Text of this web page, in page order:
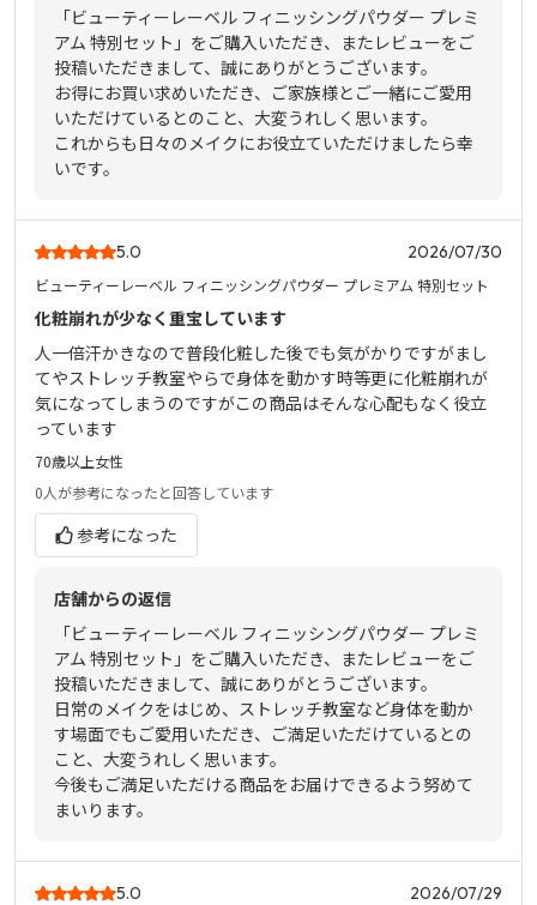
「ビューティーレーベル フィニッシングパウダー プレミ
アム 特別セット」をご購入いただき、またレビューをご
投稿いただきまして、誠にありがとうございます。
お得にお買い求めいただき、ご家族様とご一緒にご愛用
いただけているとのこと、大変うれしく思います。
これからも日々のメイクにお役立ていただけましたら幸
いです。
5.0 2026/07/30
ビューティーレーベル フィニッシングパウダー プレミアム 特別セット
化粧崩れが少なく重宝しています
人一倍汗かきなので普段化粧した後でも気がかりですがまし
てやストレッチ教室やらで身体を動かす時等更に化粧崩れが
気になってしまうのですがこの商品はそんな心配もなく役立
っています
70歳以上女性
0人が参考になったと回答しています
参考になった
店舗からの返信
「ビューティーレーベル フィニッシングパウダー プレミ
アム 特別セット」をご購入いただき、またレビューをご
投稿いただきまして、誠にありがとうございます。
日常のメイクをはじめ、ストレッチ教室など身体を動か
す場面でもご愛用いただき、ご満足いただけているとの
こと、大変うれしく思います。
今後もご満足いただける商品をお届けできるよう努めて
まいります。
5.0 2026/07/29